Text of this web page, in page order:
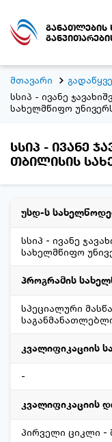
განათლების
მთავარი
სსიპ - ივანე
სახელმწიფო
სსიპ - ივანე
თბილისის
უსდ-ს
სსიპ - ივანე
სახელმწიფო
პროგრამის
სპეციალური
კვალიფიკაციის
-
კვალიფიკაციის
პირველი ციკლი -